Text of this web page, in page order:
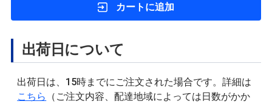
カートに追加
出荷日について
出荷日は、15時までにご注文された場合です。詳細は
こちら
（ご注文内容、配達地域によっては日数がかか